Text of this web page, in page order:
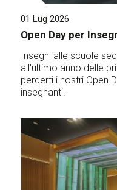
01 Lug 2026
Open Day per
Insegni alle scuole
all'ultimo anno delle
perderti i nostri Open
insegnanti.